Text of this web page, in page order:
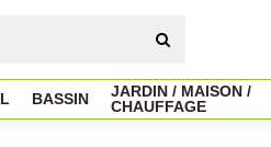
BASSIN
JARDIN / MAISON /
CHAUFFAGE